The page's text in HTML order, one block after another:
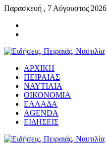
Παρασκευή , 7 Αύγουστος 2026
ΑΡΧΙΚΗ
ΠΕΙΡΑΙΑΣ
ΝΑΥΤΙΛΙΑ
ΟΙΚΟΝΟΜΙΑ
ΕΛΛΑΔΑ
AGENDA
ΕΙΔΗΣΕΙΣ